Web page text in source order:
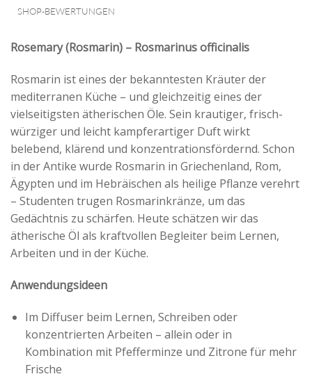
SHOP-BEWERTUNGEN
Rosemary (Rosmarin) – Rosmarinus officinalis
Rosmarin ist eines der bekanntesten Kräuter der
mediterranen Küche – und gleichzeitig eines der
vielseitigsten ätherischen Öle. Sein krautiger, frisch-
würziger und leicht kampferartiger Duft wirkt
belebend, klärend und konzentrationsfördernd. Schon
in der Antike wurde Rosmarin in Griechenland, Rom,
Ägypten und im Hebräischen als heilige Pflanze verehrt
– Studenten trugen Rosmarinkränze, um das
Gedächtnis zu schärfen. Heute schätzen wir das
ätherische Öl als kraftvollen Begleiter beim Lernen,
Arbeiten und in der Küche.
Anwendungsideen
Im Diffuser beim Lernen, Schreiben oder
konzentrierten Arbeiten – allein oder in
Kombination mit Pfefferminze und Zitrone für mehr
Frische